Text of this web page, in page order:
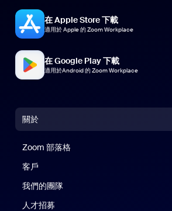
在 Apple Store 下載
適用於 Apple 的 Zoom Workplace
在 Google Play 下載
適用於Android 的 Zoom Workplace
關於
Zoom 部落格
客戶
我們的團隊
人才招募